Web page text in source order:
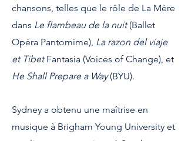
chansons, telles que le rôle de La Mère
dans Le flambeau de la nuit(Ballet
Opéra Pantomime), La razon del viaje
et TibetFantasia (Voices of Change), et
He Shall Prepare a Way(BYU).
Sydney a obtenu une maîtrise en
musique à Brigham Young University et